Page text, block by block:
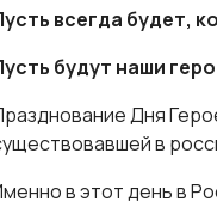
всегда будет,
будут наши
Дня
в
в этот день в